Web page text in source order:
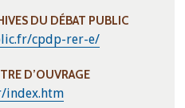
DU DÉBAT PUBLIC
cpdp-rer-e/
D’OUVRAGE
index.htm